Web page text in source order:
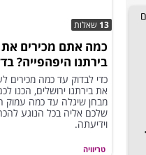
טריוויה
13 שאלות
כמה אתם מכירים את
בירתנו היפהפייה?
במבחן המאתגר
כדי לבדוק עד כמה מכירים
את בירתנו ירושלים, הכנו
מבחן שיגלה עד כמה עמוק
שלכם אליה בכל הנוגע
וידיעתה.